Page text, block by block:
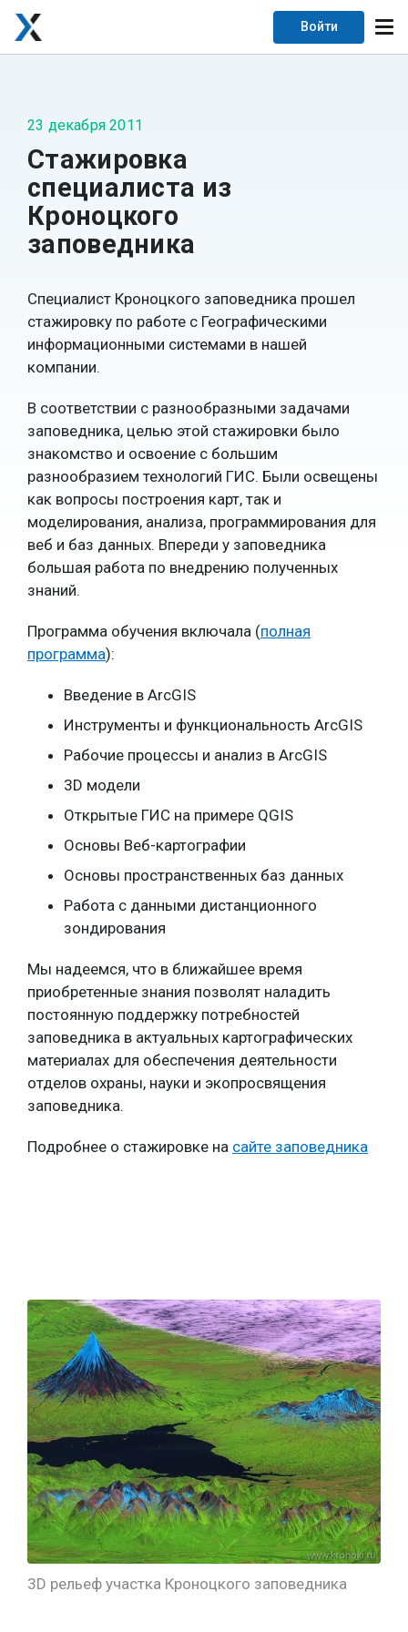
Войти
23 декабря 2011
Стажировка
специалиста из
Кроноцкого
заповедника
Специалист Кроноцкого заповедника прошел
стажировку по работе с Географическими
информационными системами в нашей
компании.
В соответствии с разнообразными задачами
заповедника, целью этой стажировки было
знакомство и освоение с большим
разнообразием технологий ГИС. Были освещены
как вопросы построения карт, так и
моделирования, анализа, программирования для
веб и баз данных. Впереди у заповедника
большая работа по внедрению полученных
знаний.
Программа обучения включала (полная
программа):
Введение в ArcGIS
Инструменты и функциональность ArcGIS
Рабочие процессы и анализ в ArcGIS
3D модели
Открытые ГИС на примере QGIS
Основы Веб-картографии
Основы пространственных баз данных
Работа с данными дистанционного
зондирования
Мы надеемся, что в ближайшее время
приобретенные знания позволят наладить
постоянную поддержку потребностей
заповедника в актуальных картографических
материалах для обеспечения деятельности
отделов охраны, науки и экопросвящения
заповедника.
Подробнее о стажировке на сайте заповедника
3D рельеф участка Кроноцкого заповедника